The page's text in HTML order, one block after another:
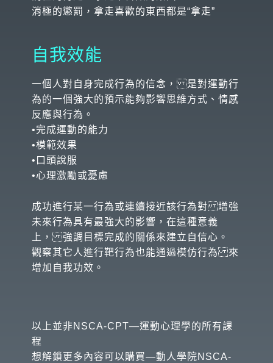
消極的懲罰，拿走喜歡的東西都是“拿走”
自我效能
一個人對自身完成行為的信念， 是對運動行
為的一個強大的預示能夠影響思維方式、情感
反應與行為。
•完成運動的能力
•模範效果
•口頭說服
•心理激勵或憂慮
成功進行某一行為或連續接近該行為對 增強
未來行為具有最強大的影響，在這種意義
上， 強調目標完成的關係來建立自信心。
觀察其它人進行靶行為也能通過模仿行為 來
增加自我功效。
以上並非NSCA-CPT—運動心理學的所有課
程
想解鎖更多內容可以購買—動人學院NSCA-